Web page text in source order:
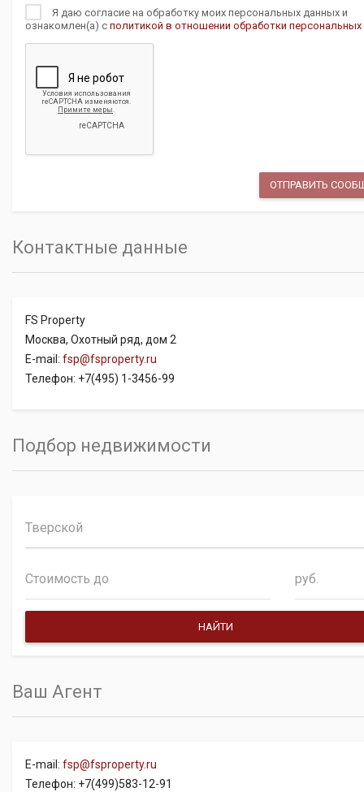
Я даю согласие на обработку моих персональных данных и
ознакомлен(а) с политикой в отношении обработки
Контактные данные
FS Property
Москва, Охотный ряд, дом 2
E-mail: fsp@fsproperty.ru
Телефон: +7(495) 1-3456-99
Подбор недвижимости
Тверской
руб.
Ваш Агент
E-mail: fsp@fsproperty.ru
Телефон: +7(499)583-12-91